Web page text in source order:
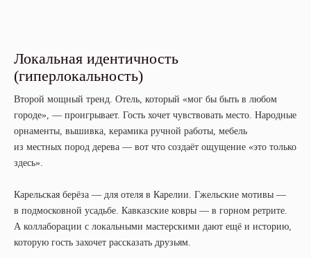
Локальная идентичность
(гиперлокальность)
Второй мощный тренд. Отель, который «мог бы быть в любом
городе», — проигрывает. Гость хочет чувствовать место. Народные
орнаменты, вышивка, керамика ручной работы, мебель
из местных пород дерева — вот что создаёт ощущение «это только
здесь».
Карельская берёза — для отеля в Карелии. Гжельские мотивы —
в подмосковной усадьбе. Кавказские ковры — в горном ретрите.
А коллаборации с локальными мастерскими дают ещё и историю,
которую гость захочет рассказать друзьям.